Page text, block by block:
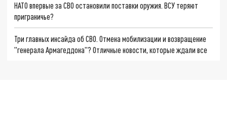
НАТО впервые за СВО остановили поставки оружия. ВСУ теряют
приграничье?
Три главных инсайда об СВО. Отмена мобилизации и возвращение
"генерала Армагеддона"? Отличные новости, которые ждали все